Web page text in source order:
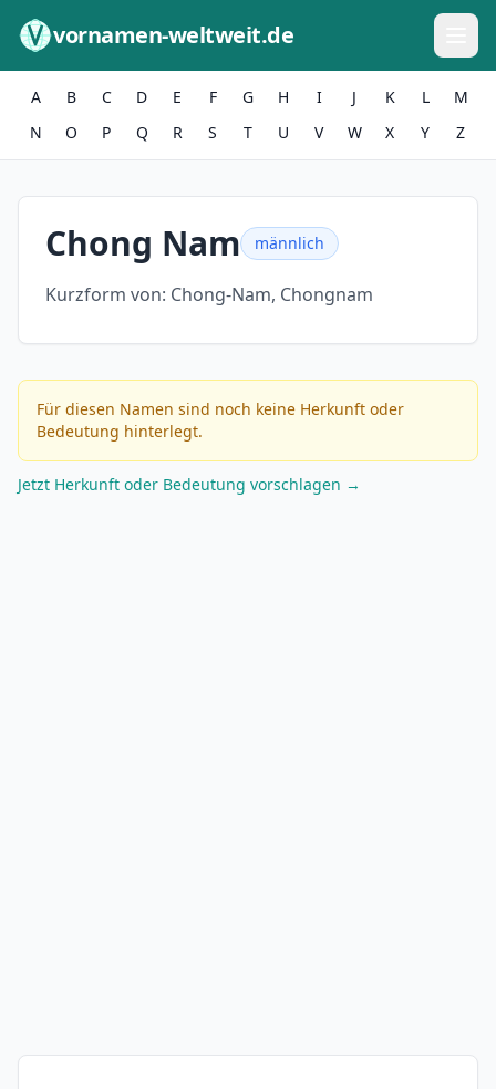
vornamen-weltweit.de
A B C D E F G H I J K L
M
N
O P Q R S T U V W X Y Z
Chong Nam männlich
Kurzform von: Chong-Nam, Chongnam
Für diesen Namen sind noch keine Herkunft oder
Bedeutung hinterlegt.
Jetzt Herkunft oder Bedeutung vorschlagen →